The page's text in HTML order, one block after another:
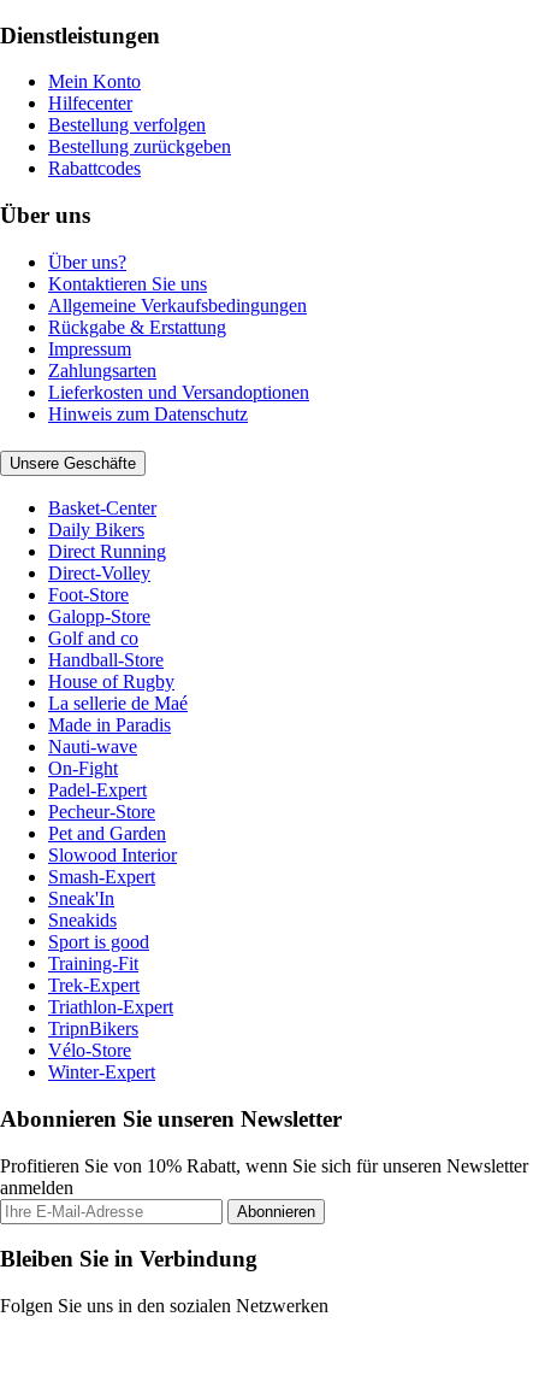
Dienstleistungen
Mein Konto
Hilfecenter
Bestellung verfolgen
Bestellung zurückgeben
Rabattcodes
Über uns
Über uns?
Kontaktieren Sie uns
Allgemeine Verkaufsbedingungen
Rückgabe & Erstattung
Impressum
Zahlungsarten
Lieferkosten und Versandoptionen
Hinweis zum Datenschutz
Unsere Geschäfte
Basket-Center
Daily Bikers
Direct Running
Direct-Volley
Foot-Store
Galopp-Store
Golf and co
Handball-Store
House of Rugby
La sellerie de Maé
Made in Paradis
Nauti-wave
On-Fight
Padel-Expert
Pecheur-Store
Pet and Garden
Slowood Interior
Smash-Expert
Sneak'In
Sneakids
Sport is good
Training-Fit
Trek-Expert
Triathlon-Expert
TripnBikers
Vélo-Store
Winter-Expert
Abonnieren Sie unseren Newsletter
Profitieren Sie von 10% Rabatt, wenn Sie sich für unseren Newsletter
anmelden
Abonnieren
Bleiben Sie in Verbindung
Folgen Sie uns in den sozialen Netzwerken